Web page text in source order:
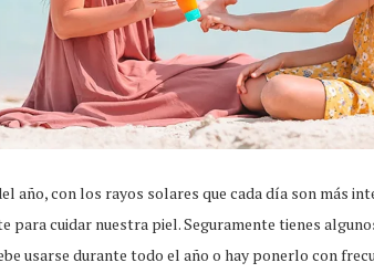
año, con los rayos solares que cada día son más
para cuidar nuestra piel. Seguramente tienes
usarse durante todo el año o hay ponerlo con